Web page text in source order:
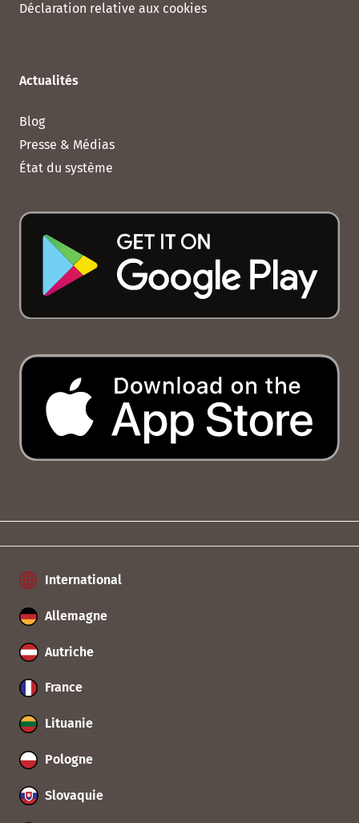
Déclaration relative aux cookies
Actualités
Blog
Presse & Médias
État du système
International
Allemagne
Autriche
France
Lituanie
Pologne
Slovaquie